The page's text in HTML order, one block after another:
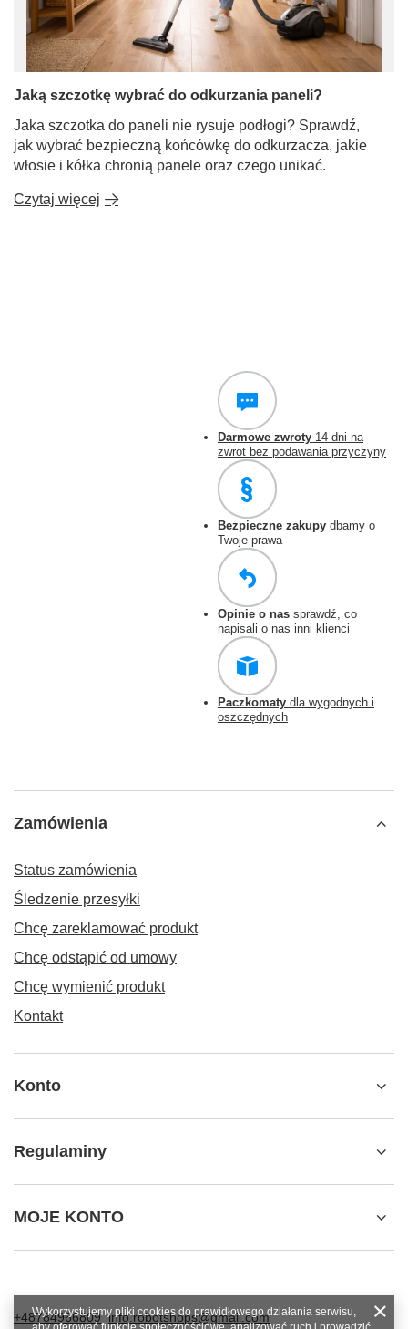
Jaką szczotkę wybrać do odkurzania paneli?
Jaka szczotka do paneli nie rysuje podłogi? Sprawdź,
jak wybrać bezpieczną końcówkę do odkurzacza, jakie
włosie i kółka chronią panele oraz czego unikać.
Czytaj więcej
Darmowe zwroty 14 dni na
zwrot bez podawania przyczyny
Bezpieczne zakupy dbamy o
Twoje prawa
Opinie o nas sprawdź, co
napisali o nas inni klienci
Paczkomaty dla wygodnych i
oszczędnych
Zamówienia
Status zamówienia
Śledzenie przesyłki
Chcę zareklamować produkt
Chcę odstąpić od umowy
Chcę wymienić produkt
Kontakt
Konto
Regulaminy
MOJE KONTO
+48784966809 info.robotshops@gmail.com
Wykorzystujemy pliki cookies do prawidłowego działania serwisu,